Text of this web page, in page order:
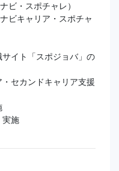
ビ・スポチャレ）
ビキャリア・スポチャ
イト「スポジョバ」の
セカンドキャリア支援
実施